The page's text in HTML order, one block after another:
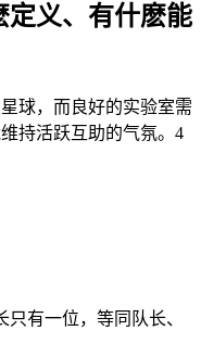
定义、有什麽能
球，而良好的实验室需
持活跃互助的气氛。4
有一位，等同队长、